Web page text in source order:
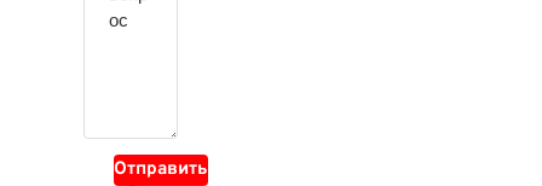
Отправить